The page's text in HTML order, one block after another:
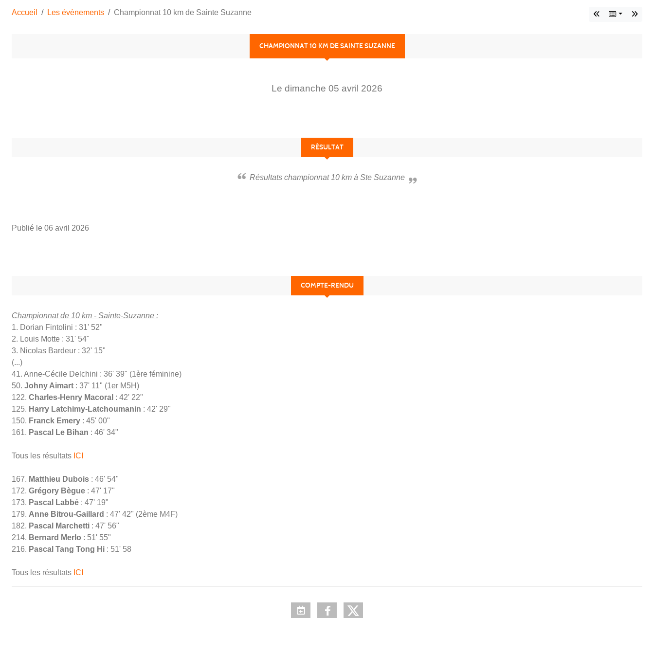
Accueil Les évènements Championnat 10 km de Sainte Suzanne
CHAMPIONNAT 10 KM DE SAINTE SUZANNE
Le dimanche 05 avril 2026
RÉSULTAT
Résultats championnat 10 km à Ste Suzanne
Publié le 06 avril 2026
COMPTE-RENDU
Championnatde 10 km - Sainte-Suzanne :
1. Dorian Fintolini : 31' 52"
2. Louis Motte : 31' 54"
3. Nicolas Bardeur : 32' 15"
(...)
41. Anne-Cécile Delchini : 36' 39" (1ère féminine)
50. Johny Aimart : 37' 11" (1er M5H)
122. Charles-Henry Macoral : 42' 22"
125. Harry Latchimy-Latchoumanin : 42' 29"
150. Franck Emery : 45' 00"
161. Pascal Le Bihan : 46' 34"
Tous les résultats ICI
167. Matthieu Dubois : 46' 54"
172. Grégory Bègue : 47' 17"
173. Pascal Labbé : 47' 19"
179. Anne Bitrou-Gaillard : 47' 42" (2ème M4F)
182. Pascal Marchetti : 47' 56"
214. Bernard Merlo : 51' 55"
216. Pascal Tang Tong Hi : 51' 58
Tous les résultats ICI